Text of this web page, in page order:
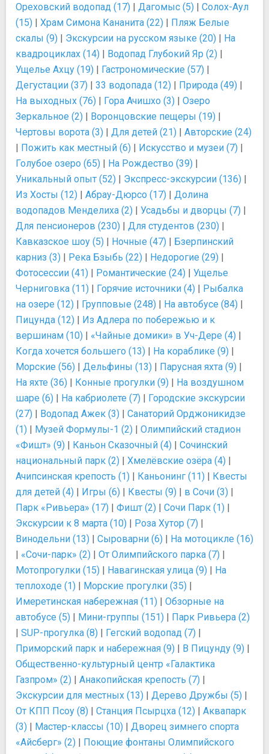
Ореховский водопад (17) | Дагомыс (5) | Солох-Аул
(15) | Храм Симона Кананита (22) | Пляж Белые
скалы (9) | Экскурсии на русском языке (20) | На
квадроциклах (14) | Водопад Глубокий Яр (2) |
Ущелье Ахцу (19) | Гастрономические (57) |
Дегустации (37) | 33 водопада (12) | Природа (49) |
На выходных (76) | Гора Ачишхо (3) | Озеро
Зеркальное (2) | Воронцовские пещеры (19) |
Чертовы ворота (3) | Для детей (21) | Авторские (24)
| Пожить как местный (6) | Искусство и музеи (7) |
Голубое озеро (65) | На Рождество (39) |
Уникальный опыт (52) | Экспресс-экскурсии (136) |
Из Хосты (12) | Абрау-Дюрсо (17) | Долина
водопадов Менделиха (2) | Усадьбы и дворцы (7) |
Для пенсионеров (230) | Для студентов (230) |
Кавказское шоу (5) | Ночные (47) | Бзерпинский
карниз (3) | Река Бзыбь (22) | Недорогие (29) |
Фотосессии (41) | Романтические (24) | Ущелье
Черниговка (11) | Горячие источники (4) | Рыбалка
на озере (12) | Групповые (248) | На автобусе (84) |
Пицунда (12) | Из Адлера по побережью и к
вершинам (10) | «Чайные домики» в Уч-Дере (4) |
Когда хочется большего (13) | На кораблике (9) |
Морские (56) | Дельфины (13) | Парусная яхта (9) |
На яхте (36) | Конные прогулки (9) | На воздушном
шаре (6) | На кабриолете (7) | Городские экскурсии
(27) | Водопад Ажек (3) | Санаторий Орджоникидзе
(1) | Музей Формулы-1 (2) | Олимпийский стадион
«Фишт» (9) | Каньон Сказочный (4) | Сочинский
национальный парк (2) | Хмелёвские озёра (4) |
Ачипсинская крепость (1) | Каньонинг (11) | Квесты
для детей (4) | Игры (6) | Квесты (9) | в Сочи (3) |
Парк «Ривьера» (17) | Фишт (2) | Сочи Парк (1) |
Экскурсии к 8 марта (10) | Роза Хутор (7) |
Винодельни (13) | Сыроварни (6) | На мотоцикле (16)
| «Сочи-парк» (2) | От Олимпийского парка (7) |
Мотопрогулки (15) | Навагинская улица (9) | На
теплоходе (1) | Морские прогулки (35) |
Имеретинская набережная (11) | Обзорные на
автобусе (5) | Мини-группы (151) | Парк Ривьера (2)
| SUP-прогулка (8) | Гегский водопад (7) |
Приморский парк и набережная (9) | В Пицунду (9) |
Общественно-культурный центр «Галактика
Газпром» (2) | Анакопийская крепость (7) |
Экскурсии для местных (13) | Дерево Дружбы (5) |
От КПП Псоу (8) | Станция Псырцха (12) | Аквапарк
(3) | Мастер-классы (10) | Дворец зимнего спорта
«Айсберг» (2) | Поющие фонтаны Олимпийского